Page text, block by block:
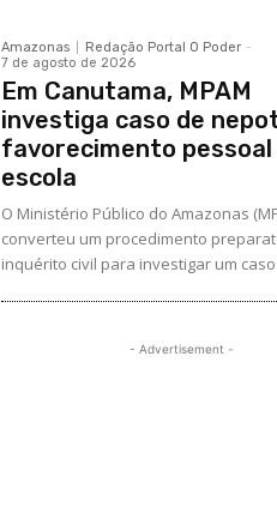
Amazonas Redação Portal O Poder -
7 de agosto de 2026
Em Canutama, MPAM
investiga caso de
favorecimento pessoal
escola
O Ministério Público do Amazonas
converteu um procedimento
inquérito civil para investigar um caso
- Advertisement -